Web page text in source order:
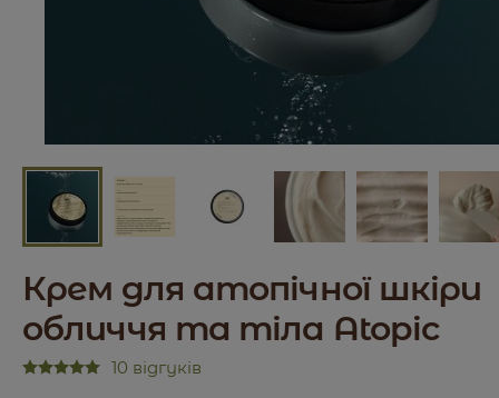
Крем для атопічної шкіри
обличчя та тіла Atopic
10 відгуків